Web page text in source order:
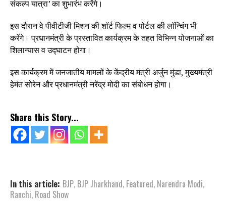
संकल्प यात्रा’ का शुभारंभ करेंगे।
इस दौरान वे पीवीटीजी मिशन की शॉर्ट फिल्म व पोर्टल की लॉन्चिंग भी
करेंगे। प्रधानमंत्री के प्रस्तावित कार्यक्रम के तहत विभिन्न योजनाओं का
शिलान्यास व उद्घाटन होगा।
इस कार्यक्रम में जनजातीय मामलों के केंद्रीय मंत्री अर्जुन मुंडा, मुख्यमंत्री
हेमंत सोरेन और प्रधानमंत्री नरेंद्र मोदी का संबोधन होगा।
Share this Story...
In this article: BJP, BJP Jharkhand, Featured, Narendra Modi,
Ranchi, Road Show